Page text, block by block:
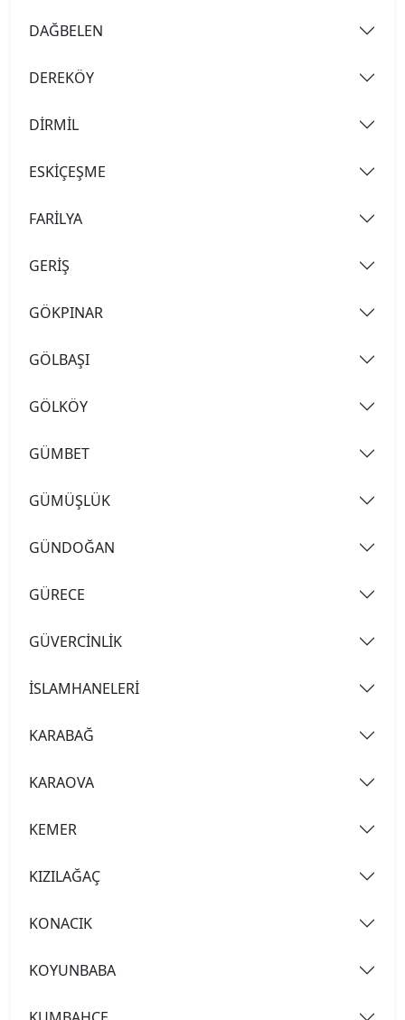
DAĞBELEN
DEREKÖY
DİRMİL
ESKİÇEŞME
FARİLYA
GERİŞ
GÖKPINAR
GÖLBAŞI
GÖLKÖY
GÜMBET
GÜMÜŞLÜK
GÜNDOĞAN
GÜRECE
GÜVERCİNLİK
İSLAMHANELERİ
KARABAĞ
KARAOVA
KEMER
KIZILAĞAÇ
KONACIK
KOYUNBABA